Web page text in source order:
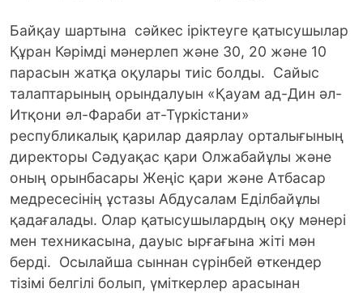
Байқау шартына сәйкес іріктеуге қатысушылар
Құран Кәрімді мәнерлеп және 30, 20 және 10
парасын жатқа оқулары тиіс болды. Сайыс
талаптарының орындалуын «Қауам ад-Дин әл-
Итқони әл-Фараби ат-Түркістани»
республикалық қарилар даярлау орталығының
директоры Сәдуақас қари Олжабайұлы және
оның орынбасары Жеңіс қари және Атбасар
медресесінің ұстазы Абдусалам Еділбайұлы
қадағалады. Олар қатысушылардың оқу мәнері
мен техникасына, дауыс ырғағына жіті мән
берді. Осылайша сыннан сүрінбей өткендер
тізімі белгілі болып, үміткерлер арасынан